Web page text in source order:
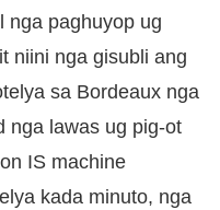
nga paghuyop ug
niini nga gisubli ang
sa Bordeaux nga
nga lawas ug pig-ot
IS machine
kada minuto, nga